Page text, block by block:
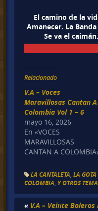
El camino de la
Amanecer. La
Se va el
Relacionado
V.A – Voces
Maravillosas Cantan A
Colombia Vol 1 – 6
mayo 16, 2026
En «VOCES
MARAVILLOSAS
CANTAN A
LA CANTALETA ,LA GOTA
COLOMBIA Y OTROS
« V.A – Veinte